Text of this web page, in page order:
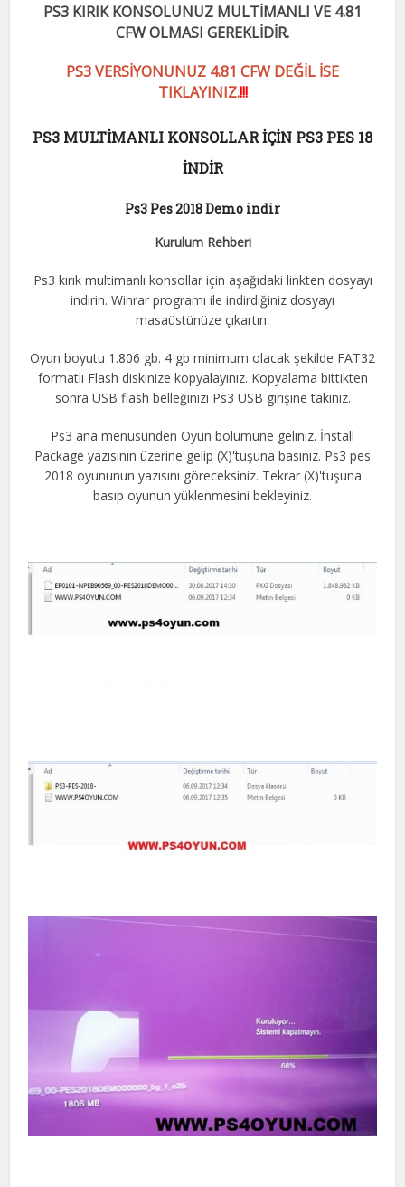
PS3 KIRIK KONSOLUNUZ MULTİMANLI VE 4.81
CFW OLMASI GEREKLİDİR.
PS3 VERSİYONUNUZ 4.81 CFW DEĞİL İSE
TIKLAYINIZ.!!!
PS3 MULTİMANLI KONSOLLAR İÇİN PS3 PES 18
İNDİR
Ps3 Pes 2018 Demo indir
Kurulum Rehberi
Ps3 kırık multimanlı konsollar için aşağıdaki linkten dosyayı
indirin. Winrar programı ile indirdiğiniz dosyayı
masaüstünüze çıkartın.
Oyun boyutu 1.806 gb. 4 gb minimum olacak şekilde FAT32
formatlı Flash diskinize kopyalayınız. Kopyalama bittikten
sonra USB flash belleğinizi Ps3 USB girişine takınız.
Ps3 ana menüsünden Oyun bölümüne geliniz. İnstall
Package yazısının üzerine gelip (X)'tuşuna basınız. Ps3 pes
2018 oyununun yazısını göreceksiniz. Tekrar (X)'tuşuna
basıp oyunun yüklenmesini bekleyiniz.